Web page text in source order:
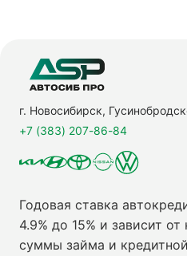
г. Новосибирск,
+7 (383) 207-86-84
Годовая ставка
4.9% до 15% и зависит от
суммы займа и